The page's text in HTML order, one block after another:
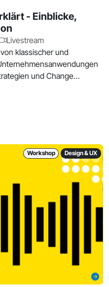
- Einblicke,
Livestream
klassischer und
und Change
Workshop Design & UX